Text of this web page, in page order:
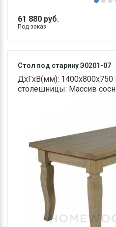
61 880 руб.
Под заказ
Стол под старину Э0201-07
ДхГхВ(мм): 1400х800х750
столешницы: Массив